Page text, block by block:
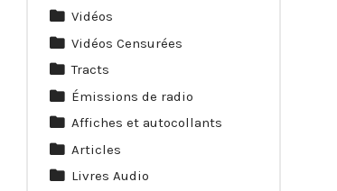
Vidéos
Vidéos Censurées
Tracts
Émissions de radio
Affiches et autocollants
Articles
Livres Audio